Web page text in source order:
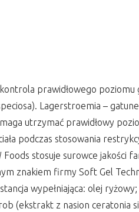
prawidłowego
Lagerstroemia –
utrzymać prawidłowy
podczas stosowania
stosuje surowce jakości
znakiem firmy Soft Gel
wypełniająca: olej
(ekstrakt z nasion ceratonia